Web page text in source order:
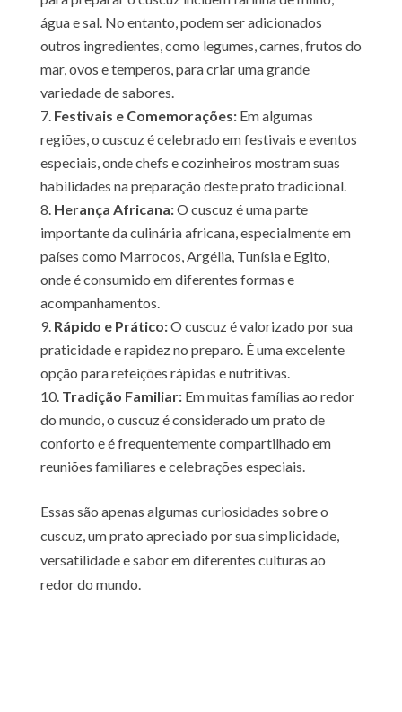
água e sal. No entanto, podem ser adicionados
outros ingredientes, como legumes, carnes, frutos do
mar, ovos e temperos, para criar uma grande
variedade de sabores.
Festivais e Comemorações:Em algumas
regiões, o cuscuz é celebrado em festivais e eventos
especiais, onde chefs e cozinheiros mostram suas
habilidades na preparação deste prato tradicional.
Herança Africana:O cuscuz é uma parte
importante da culinária africana, especialmente em
países como Marrocos, Argélia, Tunísia e Egito,
onde é consumido em diferentes formas e
acompanhamentos.
Rápido e Prático:O cuscuz é valorizado por sua
praticidade e rapidez no preparo. É uma excelente
opção para refeições rápidas e nutritivas.
Tradição Familiar:Em muitas famílias ao redor
do mundo, o cuscuz é considerado um prato de
conforto e é frequentemente compartilhado em
reuniões familiares e celebrações especiais.
Essas são apenas algumas curiosidades sobre o
cuscuz, um prato apreciado por sua simplicidade,
versatilidade e sabor em diferentes culturas ao
redor do mundo.